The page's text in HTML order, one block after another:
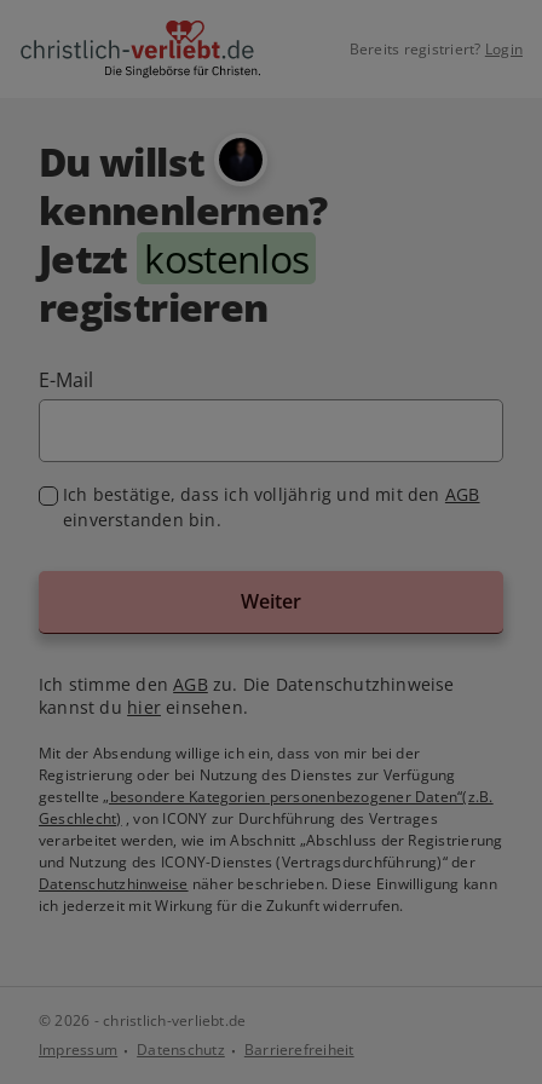
Bereits registriert? Login
Du willst
kennenlernen?
Jetzt kostenlos
registrieren
E-Mail
Ich bestätige, dass ich volljährig und mit den AGB
einverstanden bin.
Weiter
Ich stimme denAGB zu. Die Datenschutzhinweise
kannst du hiereinsehen.
Mit der Absendung willige ich ein, dass von mir bei der
Registrierung oder bei Nutzung des Dienstes zur Verfügung
gestellte„besondere Kategorien personenbezogener Daten“(z.B.
Geschlecht) , von ICONY zur Durchführung des Vertrages
verarbeitet werden, wie im Abschnitt „Abschluss der Registrierung
und Nutzung des ICONY-Dienstes (Vertragsdurchführung)“ der
Datenschutzhinweise näher beschrieben. Diese Einwilligung kann
ich jederzeit mit Wirkung für die Zukunft widerrufen.
© 2026 - christlich-verliebt.de
Impressum
Datenschutz Barrierefreiheit